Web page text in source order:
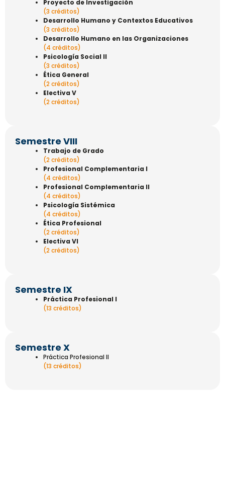
Proyecto de Investigación
(3 créditos)
Desarrollo Humano y Contextos Educativos
(3 créditos)
Desarrollo Humano en las Organizaciones
(4 créditos)
Psicología Social II
(3 créditos)
Ética General
(2 créditos)
Electiva V
(2 créditos)
Semestre VIII
Trabajo de Grado
(2 créditos)
Profesional Complementaria I
(4 créditos)
Profesional Complementaria II
(4 créditos)
Psicología Sistémica
(4 créditos)
Ética Profesional
(2 créditos)
Electiva VI
(2 créditos)
Semestre IX
Práctica Profesional I
(13 créditos)
Semestre X
Práctica Profesional II
(13 créditos)